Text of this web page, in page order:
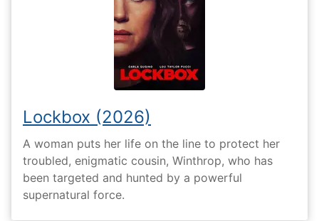
Lockbox (2026)
A woman puts her life on the line to protect her
troubled, enigmatic cousin, Winthrop, who has
been targeted and hunted by a powerful
supernatural force.